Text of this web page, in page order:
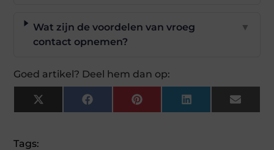
Wat zijn de voordelen van vroeg
contact opnemen?
▼
Goed artikel? Deel hem dan op:
X
(Twitter)
FacebookPinterestLinkedIn Email
Tags: